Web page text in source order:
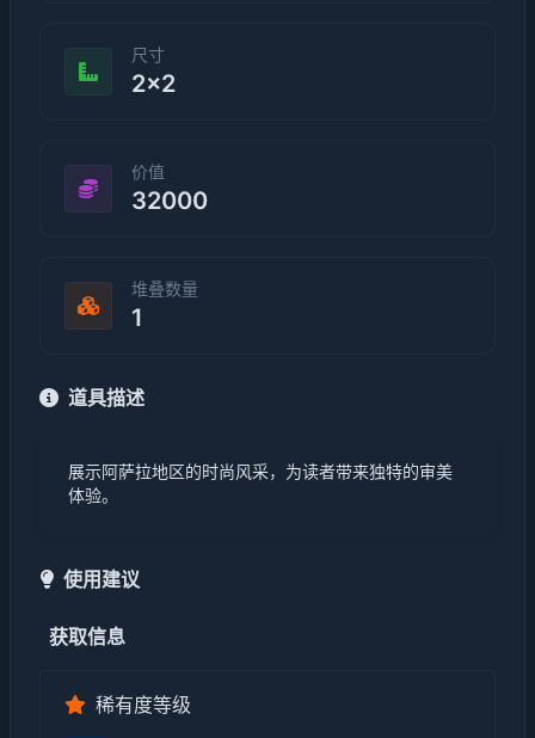
尺寸
2×2
价值
32000
堆叠数量
1
道具描述
展示阿萨拉地区的时尚风采，为读者带来独特的审美
体验。
使用建议
获取信息
稀有度等级